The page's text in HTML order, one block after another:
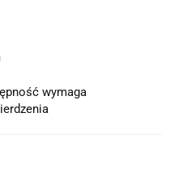
wymaga